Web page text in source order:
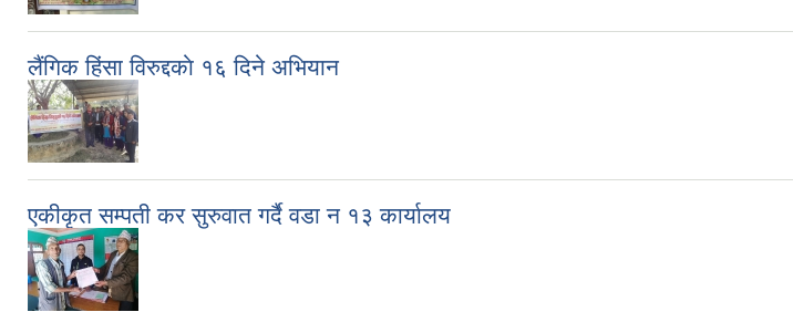
लैंगिक हिंसा विरुद्दकाे १६ दिने अभियान
एकीकृत सम्पती कर सुरुवात गर्दै वडा न‌‍‍ १३ कार्यालय